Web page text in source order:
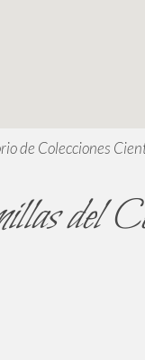
de Colecciones
del